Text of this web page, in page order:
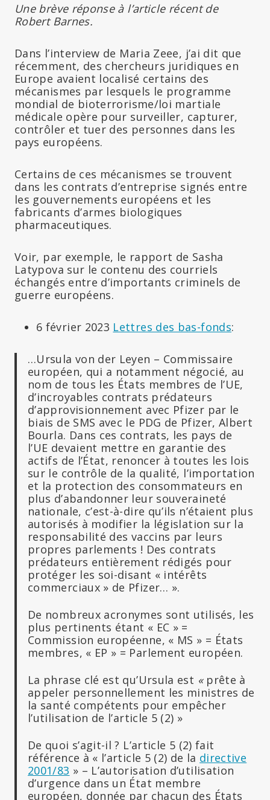
Une brève réponse à l’article récent de
Robert Barnes.
Dans l’interview de Maria Zeee, j’ai dit que
récemment, des chercheurs juridiques en
Europe avaient localisé certains des
mécanismes par lesquels le programme
mondial de bioterrorisme/loi martiale
médicale opère pour surveiller, capturer,
contrôler et tuer des personnes dans les
pays européens.
Certains de ces mécanismes se trouvent
dans les contrats d’entreprise signés entre
les gouvernements européens et les
fabricants d’armes biologiques
pharmaceutiques.
Voir, par exemple, le rapport de Sasha
Latypova sur le contenu des courriels
échangés entre d’importants criminels de
guerre européens.
6 février 2023 Lettres des bas-fonds:
…Ursula von der Leyen – Commissaire
européen, qui a notamment négocié, au
nom de tous les États membres de l’UE,
d’incroyables contrats prédateurs
d’approvisionnement avec Pfizer par le
biais de SMS avec le PDG de Pfizer, Albert
Bourla. Dans ces contrats, les pays de
l’UE devaient mettre en garantie des
actifs de l’État, renoncer à toutes les lois
sur le contrôle de la qualité, l’importation
et la protection des consommateurs en
plus d’abandonner leur souveraineté
nationale, c’est-à-dire qu’ils n’étaient plus
autorisés à modifier la législation sur la
responsabilité des vaccins par leurs
propres parlements ! Des contrats
prédateurs entièrement rédigés pour
protéger les soi-disant « intérêts
commerciaux » de Pfizer… ».
De nombreux acronymes sont utilisés, les
plus pertinents étant « EC » =
Commission européenne, « MS » = États
membres, « EP » = Parlement européen.
La phrase clé est qu’Ursula est « prête à
appeler personnellement les ministres de
la santé compétents pour empêcher
l’utilisation de l’article 5 (2) »
De quoi s’agit-il ? L’article 5 (2) fait
référence à « l’article 5 (2) de la directive
2001/83 » – L’autorisation d’utilisation
d’urgence dans un État membre
européen, donnée par chacun des États